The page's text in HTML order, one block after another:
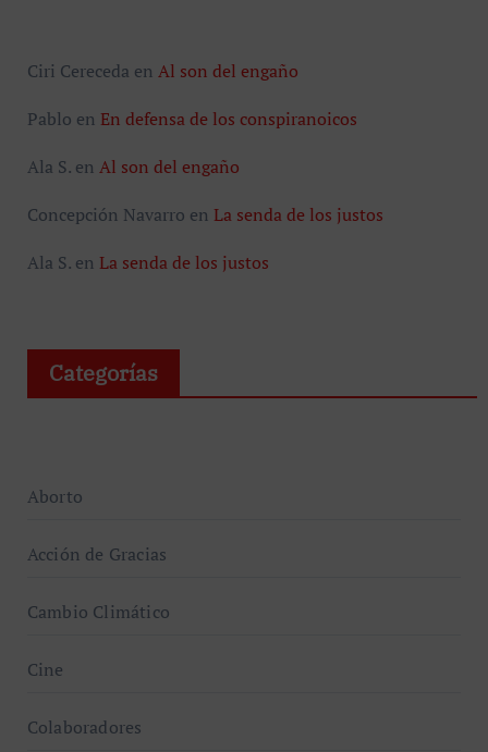
Ciri Cereceda en Al son del engaño
Pablo en En defensa de los conspiranoicos
Ala S.en Al son del engaño
Concepción Navarro en La senda de los justos
Ala S.en La senda de los justos
Categorías
Aborto
Acción de Gracias
Cambio Climático
Cine
Colaboradores